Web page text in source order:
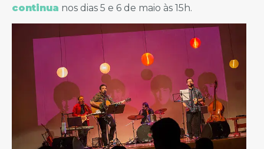
continua nos dias 5 e 6 de maio às 15h.